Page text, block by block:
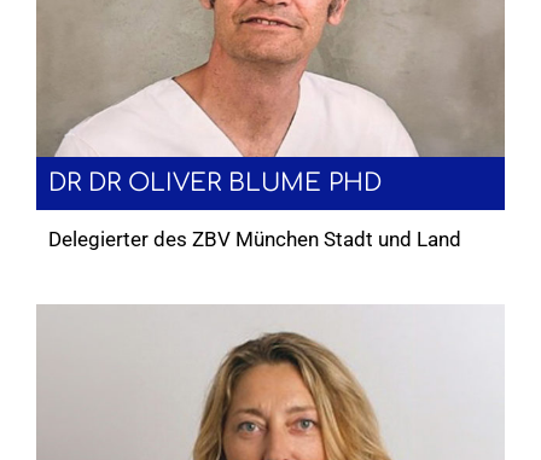
DR DR OLIVER BLUME PHD
Delegierter des ZBV München Stadt und Land